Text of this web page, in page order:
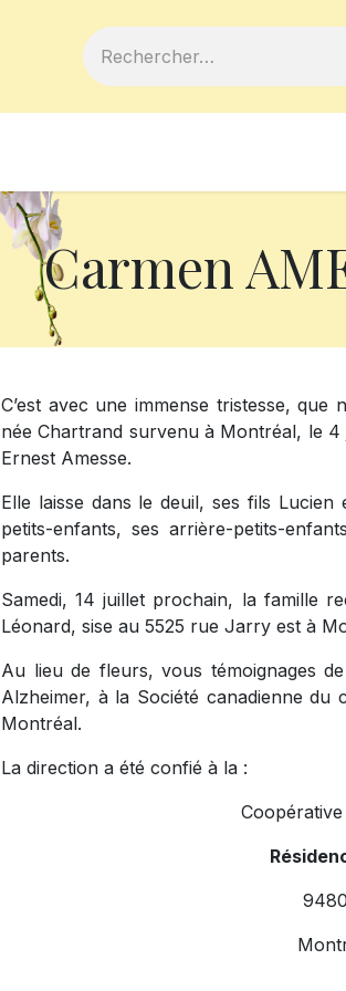
Carmen
C’est avec une immense tristesse,
née Chartrand survenu à Montréal, le 4
Ernest Amesse.
Elle laisse dans le deuil, ses fils
petits-enfants, ses arrière-petits-
parents.
Samedi, 14 juillet prochain, la famille
Léonard, sise au 5525 rue Jarry est à
Au lieu de fleurs, vous témoignages
Alzheimer, à la Société canadienne du
Montréal.
La direction a été confié à la :